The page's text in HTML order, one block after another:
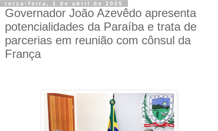
terça-feira, 1 de abril de 2025
Governador João Azevêdo apresenta
potencialidades da Paraíba e trata de
parcerias em reunião com cônsul da
França